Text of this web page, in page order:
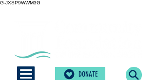
G-JXSP9WWM3G
DONATE